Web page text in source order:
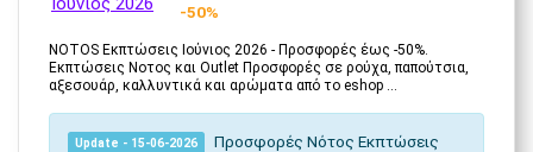
-50%
NOTOS Εκπτώσεις Ιούνιος 2026 - Προσφορές έως -50%.
Εκπτώσεις Νοτος και Outlet Προσφορές σε ρούχα, παπούτσια,
αξεσουάρ, καλλυντικά και αρώματα από το eshop ...
Update - 15-06-2026 Προσφορές Νότος Εκπτώσεις